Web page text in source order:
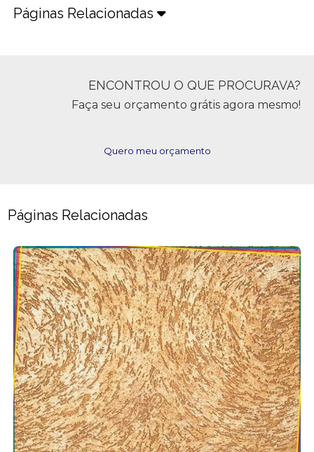
Páginas Relacionadas
ENCONTROU O QUE PROCURAVA?
Faça seu orçamento grátis agora mesmo!
Quero meu orçamento
Páginas Relacionadas